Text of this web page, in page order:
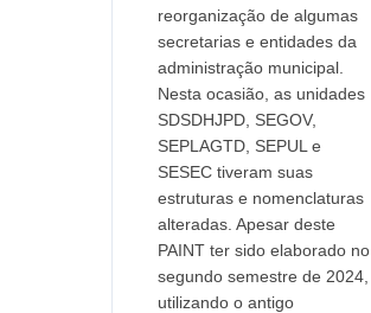
reorganização de algumas
secretarias e entidades da
administração municipal.
Nesta ocasião, as unidades
SDSDHJPD, SEGOV,
SEPLAGTD, SEPUL e
SESEC tiveram suas
estruturas e nomenclaturas
alteradas. Apesar deste
PAINT ter sido elaborado no
segundo semestre de 2024,
utilizando o antigo